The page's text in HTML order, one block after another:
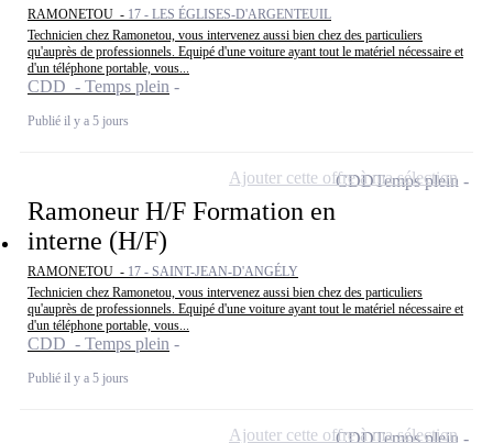
RAMONETOU - 17 - LES ÉGLISES-D'ARGENTEUIL
Technicien chez Ramonetou, vous intervenez aussi bien chez des particuliers
qu'auprès de professionnels. Equipé d'une voiture ayant tout le matériel nécessaire et
d'un téléphone portable, vous...
CDD - Temps plein
Publié il y a 5 jours
Ramoneur H/F Formation en
interne (H/F)
RAMONETOU - 17 - SAINT-JEAN-D'ANGÉLY
Technicien chez Ramonetou, vous intervenez aussi bien chez des particuliers
qu'auprès de professionnels. Equipé d'une voiture ayant tout le matériel nécessaire et
d'un téléphone portable, vous...
CDD - Temps plein
Publié il y a 5 jours
CDDTemps plein
Ajouter cette offre à ma sélection
CDDTemps plein
Ajouter cette offre à ma sélection